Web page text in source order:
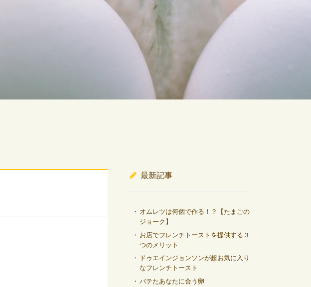
最新記事
オムレツは何個で作る！？【たまごの
ジョーク】
お店でフレンチトーストを提供する３
つのメリット
ドゥエインジョンソンが超お気に入り
なフレンチトースト
バテたあなたに合う卵